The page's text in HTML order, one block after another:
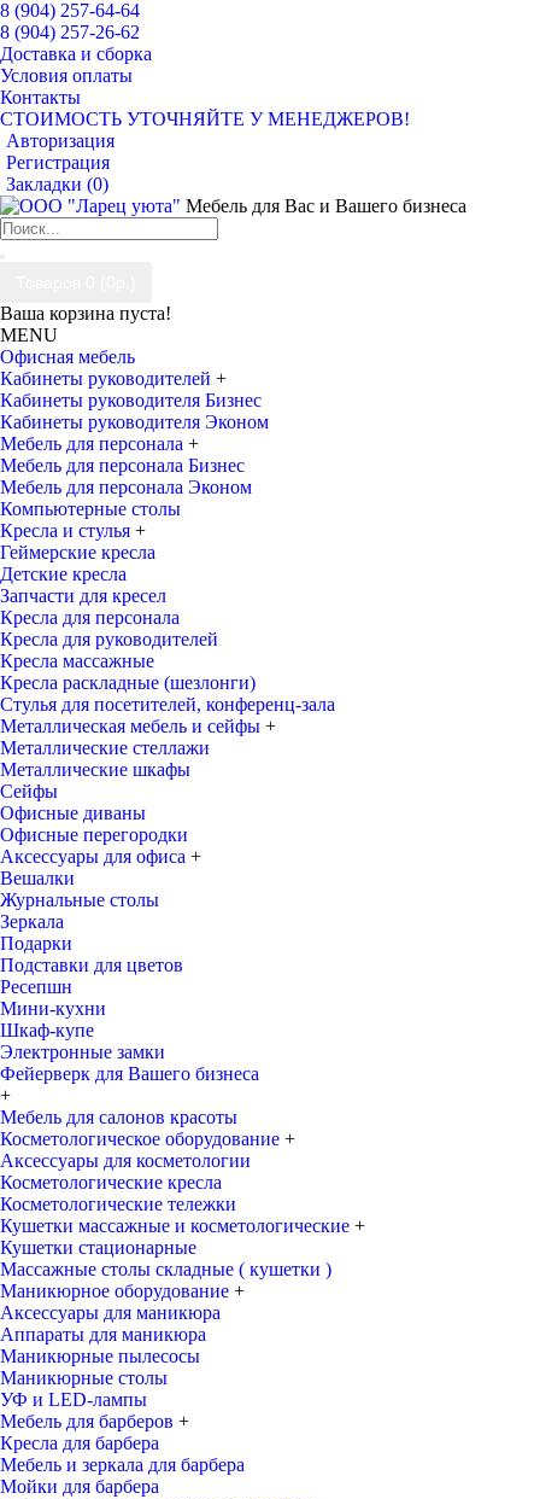
8 (904) 257-64-64
8 (904) 257-26-62
Доставка и сборка
Условия оплаты
Контакты
СТОИМОСТЬ УТОЧНЯЙТЕ У МЕНЕДЖЕРОВ!
Авторизация
Регистрация
Закладки (0)
Мебель для Вас и Вашего бизнеса
Ваша корзина пуста!
MENU
Офисная мебель
Кабинеты руководителей +
Кабинеты руководителя Бизнес
Кабинеты руководителя Эконом
Мебель для персонала +
Мебель для персонала Бизнес
Мебель для персонала Эконом
Компьютерные столы
Кресла и стулья +
Геймерские кресла
Детские кресла
Запчасти для кресел
Кресла для персонала
Кресла для руководителей
Кресла массажные
Кресла раскладные (шезлонги)
Стулья для посетителей, конференц-зала
Металлическая мебель и сейфы +
Металлические стеллажи
Металлические шкафы
Сейфы
Офисные диваны
Офисные перегородки
Аксессуары для офиса +
Вешалки
Журнальные столы
Зеркала
Подарки
Подставки для цветов
Ресепшн
Мини-кухни
Шкаф-купе
Электронные замки
Фейерверк для Вашего бизнеса
+
Мебель для салонов красоты
Косметологическое оборудование +
Аксессуары для косметологии
Косметологические кресла
Косметологические тележки
Кушетки массажные и косметологические +
Кушетки стационарные
Массажные столы складные ( кушетки )
Маникюрное оборудование +
Аксессуары для маникюра
Аппараты для маникюра
Маникюрные пылесосы
Маникюрные столы
УФ и LED-лампы
Мебель для барберов +
Кресла для барбера
Мебель и зеркала для барбера
Мойки для барбера